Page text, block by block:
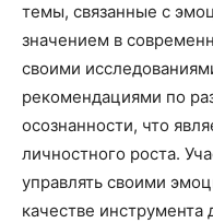
темы, связанные с
значением в
своими
рекомендациями по
осознанности, что
личностного роста.
управлять своими
качестве